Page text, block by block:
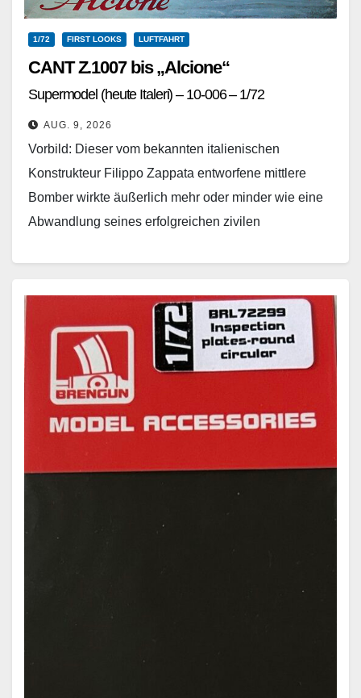
1/72 FIRST LOOKS LUFTFAHRT
CANT Z.1007 bis „Alcione“
Supermodel (heute Italeri) – 10-006 – 1/72
AUG. 9, 2026
Vorbild: Dieser vom bekannten italienischen
Konstrukteur Filippo Zappata entworfene mittlere
Bomber wirkte äußerlich mehr oder minder wie eine
Abwandlung seines erfolgreichen zivilen